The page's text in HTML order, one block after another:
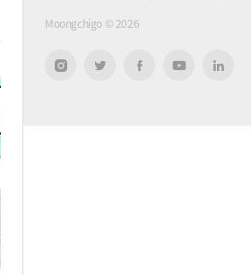
Moongchigo © 2026